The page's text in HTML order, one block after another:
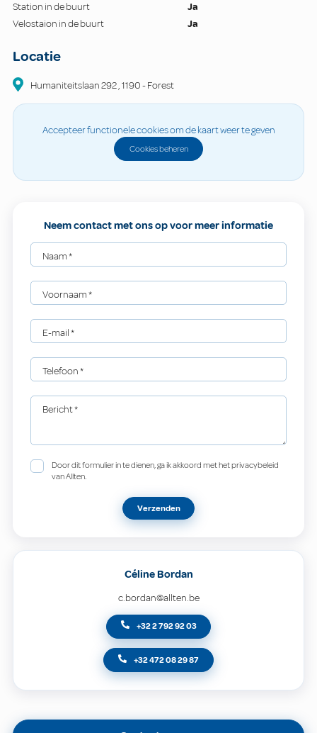
Station in de buurt
Ja
Velostaion in de buurt
Ja
Locatie
Humaniteitslaan292,1190-Forest
Accepteer functionele cookies om de kaart weer te geven
Cookies beheren
Neem contact met ons op voor meer informatie
Naam*
Voornaam*
E-mail*
Telefoon*
Bericht*
Door dit formulier in te dienen, ga ik akkoord met het privacybeleid
van Allten.
Verzenden
Céline Bordan
c.bordan@allten.be
+32 2 792 92 03
+32 472 08 29 87